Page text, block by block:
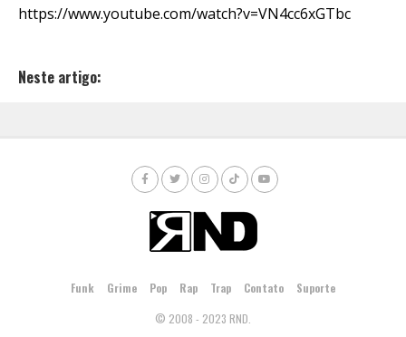
https://www.youtube.com/watch?v=VN4cc6xGTbc
Neste artigo:
Funk Grime Pop Rap Trap Contato
Suporte
© 2008 - 2023 RND.